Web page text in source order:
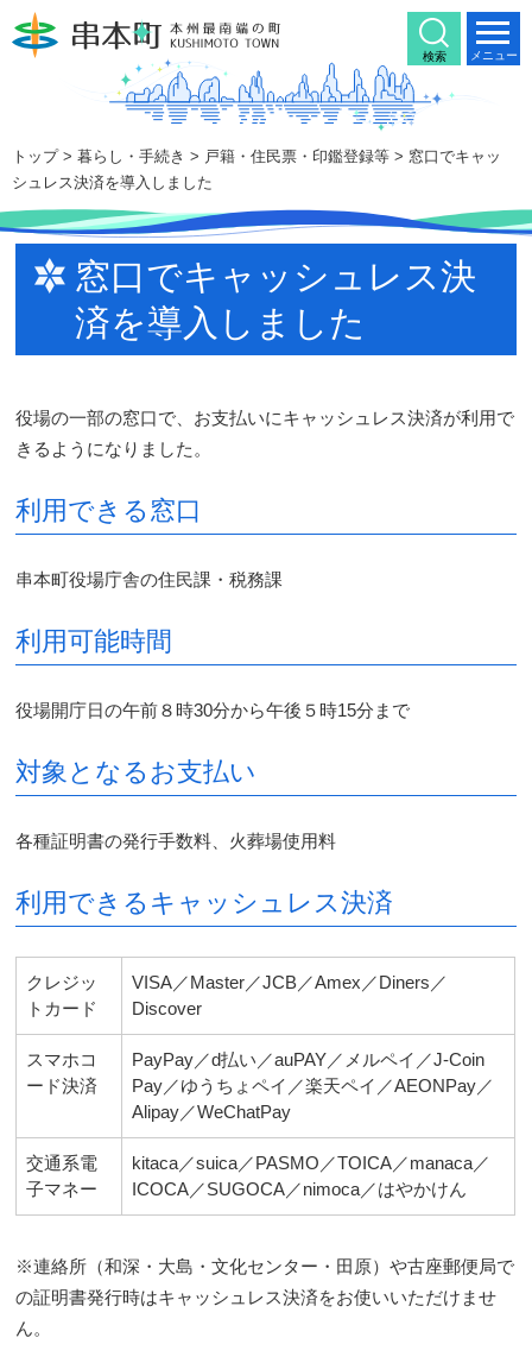
文
メニュー
トップ> 暮らし・手続き > 戸籍・住民票・印鑑登録等 > 窓口でキャッ
シュレス決済を導入しました
検索
窓口でキャッシュレス決
済を導入しました
役場の一部の窓口で、お支払いにキャッシュレス決済が利用で
きるようになりました。
利用できる窓口
串本町役場庁舎の住民課・税務課
利用可能時間
役場開庁日の午前８時30分から午後５時15分まで
対象となるお支払い
各種証明書の発行手数料、火葬場使用料
利用できるキャッシュレス決済
クレジッ
トカード
VISA／Master／JCB／Amex／Diners／
Discover
スマホコ
ード決済
PayPay／d払い／auPAY／メルペイ／J-Coin
Pay／ゆうちょペイ／楽天ペイ／AEONPay／
Alipay／WeChatPay
交通系電
子マネー
kitaca／suica／PASMO／TOICA／manaca／
ICOCA／SUGOCA／nimoca／はやかけん
※連絡所（和深・大島・文化センター・田原）や古座郵便局で
の証明書発行時はキャッシュレス決済をお使いいただけませ
ん。